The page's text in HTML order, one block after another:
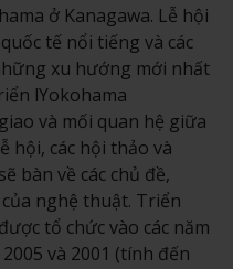
ở Kanagawa. Lễ hội
tế nổi tiếng và các
xu hướng mới nhất
lYokohama
và mối quan hệ giữa
hội, các hội thảo và
bàn về các chủ đề,
nghệ thuật. Triển
tổ chức vào các năm
và 2001 (tính đến